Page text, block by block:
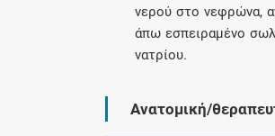
νερού στο νεφρώνα,
άπω εσπειραμένο
νατρίου.
Ανατομική/